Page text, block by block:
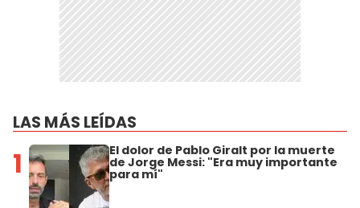
LAS MÁS LEÍDAS
1 El dolor de Pablo Giralt por la muerte
de Jorge Messi: "Era muy importante
para mí"